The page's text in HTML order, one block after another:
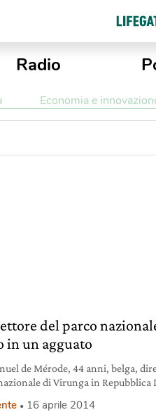
Radio
Economia e
del parco
in un agguato
de Mérode, 44 anni, belga,
di Virunga in Repubblica
mentre viaggiava senza
16 aprile 2014